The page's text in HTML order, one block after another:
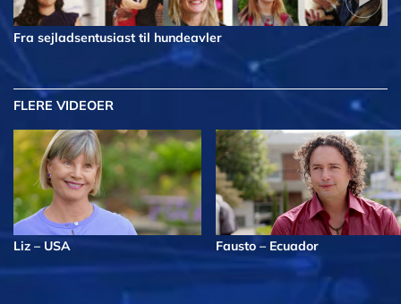
Fra sejladsentusiast til hundeavler
FLERE VIDEOER
Liz – USA Fausto – Ecuador